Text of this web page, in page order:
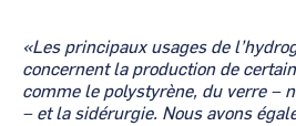
«Les principaux usages de
concernent la production de
comme le polystyrène, du verre –
– et la sidérurgie. Nous avons